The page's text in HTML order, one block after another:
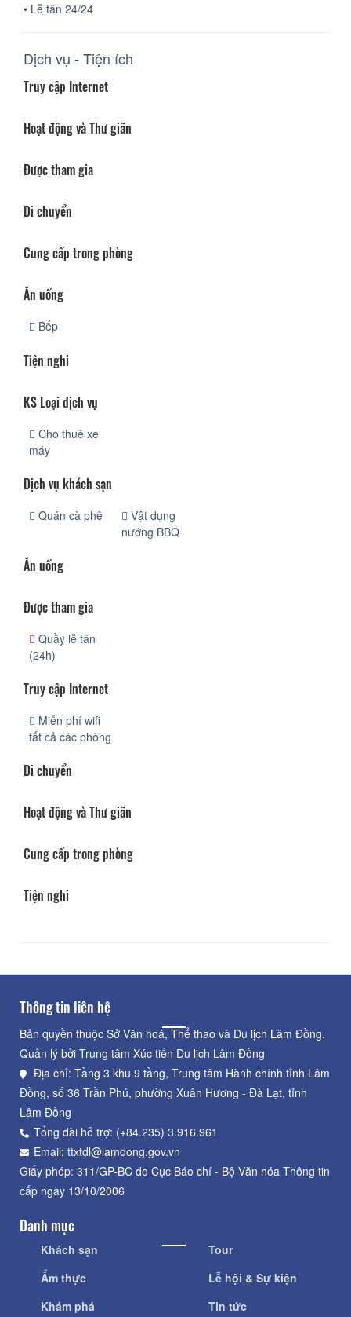
• Lễ tân 24/24
Dịch vụ - Tiện ích
Truy cập Internet
Hoạt động và Thư giãn
Được tham gia
Di chuyển
Cung cấp trong phòng
Ăn uống
Bếp
Tiện nghi
KS Loại dịch vụ
Cho thuê xe
máy
Dịch vụ khách sạn
Quán cà phê
Vật dụng
nướng BBQ
Ăn uống
Được tham gia
Quầy lễ tân
(24h)
Truy cập Internet
Miễn phí wifi
tất cả các phòng
Di chuyển
Hoạt động và Thư giãn
Cung cấp trong phòng
Tiện nghi
Thông tin liên hệ
Bản quyền thuộc Sở Văn hoá, Thể thao và Du lịch Lâm Đồng.
Quản lý bởi Trung tâm Xúc tiến Du lịch Lâm Đồng
Địa chỉ: Tầng 3 khu 9 tầng, Trung tâm Hành chính tỉnh Lâm
Đồng, số 36 Trần Phú, phường Xuân Hương - Đà Lạt, tỉnh
Lâm Đồng
Tổng đài hỗ trợ: (+84.235) 3.916.961
Email: ttxtdl@lamdong.gov.vn
Giấy phép: 311/GP-BC do Cục Báo chí - Bộ Văn hóa Thông tin
cấp ngày 13/10/2006
Danh mục
Khách sạn
Ẩm thực
Khám phá
Tour
Lễ hội & Sự kiện
Tin tức